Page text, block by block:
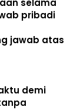
selama
pribadi
jawab atas
demi